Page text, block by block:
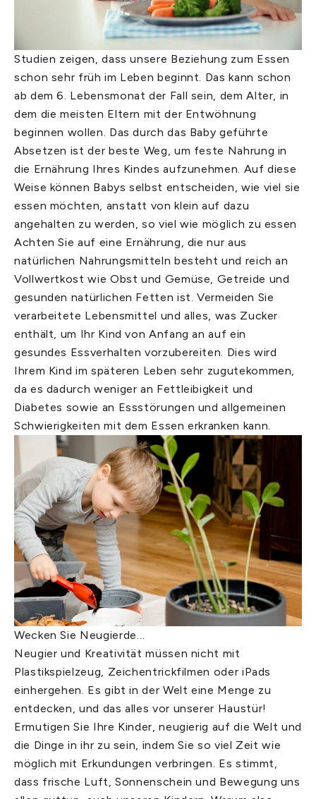
Studien zeigen, dass unsere Beziehung zum Essen
schon sehr früh im Leben beginnt. Das kann schon
ab dem 6. Lebensmonat der Fall sein, dem Alter, in
dem die meisten Eltern mit der Entwöhnung
beginnen wollen. Das durch das Baby geführte
Absetzen ist der beste Weg, um feste Nahrung in
die Ernährung Ihres Kindes aufzunehmen. Auf diese
Weise können Babys selbst entscheiden, wie viel sie
essen möchten, anstatt von klein auf dazu
angehalten zu werden, so viel wie möglich zu essen
Achten Sie auf eine Ernährung, die nur aus
natürlichen Nahrungsmitteln besteht und reich an
Vollwertkost wie Obst und Gemüse, Getreide und
gesunden natürlichen Fetten ist. Vermeiden Sie
verarbeitete Lebensmittel und alles, was Zucker
enthält, um Ihr Kind von Anfang an auf ein
gesundes Essverhalten vorzubereiten. Dies wird
Ihrem Kind im späteren Leben sehr zugutekommen,
da es dadurch weniger an Fettleibigkeit und
Diabetes sowie an Essstörungen und allgemeinen
Schwierigkeiten mit dem Essen erkranken kann.
Wecken Sie Neugierde…
Neugier und Kreativität müssen nicht mit
Plastikspielzeug, Zeichentrickfilmen oder iPads
einhergehen. Es gibt in der Welt eine Menge zu
entdecken, und das alles vor unserer Haustür!
Ermutigen Sie Ihre Kinder, neugierig auf die Welt und
die Dinge in ihr zu sein, indem Sie so viel Zeit wie
möglich mit Erkundungen verbringen. Es stimmt,
dass frische Luft, Sonnenschein und Bewegung uns